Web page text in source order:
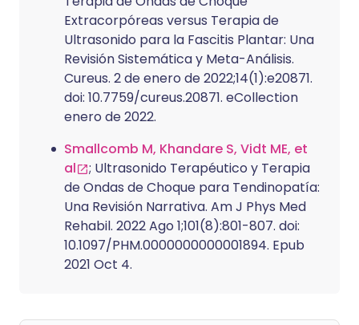
Extracorpóreas versus Terapia de
Ultrasonido para la Fascitis Plantar: Una
Revisión Sistemática y Meta-Análisis.
Cureus. 2 de enero de 2022;14(1):e20871.
doi: 10.7759/cureus.20871. eCollection
enero de 2022.
Smallcomb M, Khandare S, Vidt ME, et
al
; Ultrasonido Terapéutico y Terapia
de Ondas de Choque para Tendinopatía:
Una Revisión Narrativa. Am J Phys Med
Rehabil. 2022 Ago 1;101(8):801-807. doi:
10.1097/PHM.0000000000001894. Epub
2021 Oct 4.